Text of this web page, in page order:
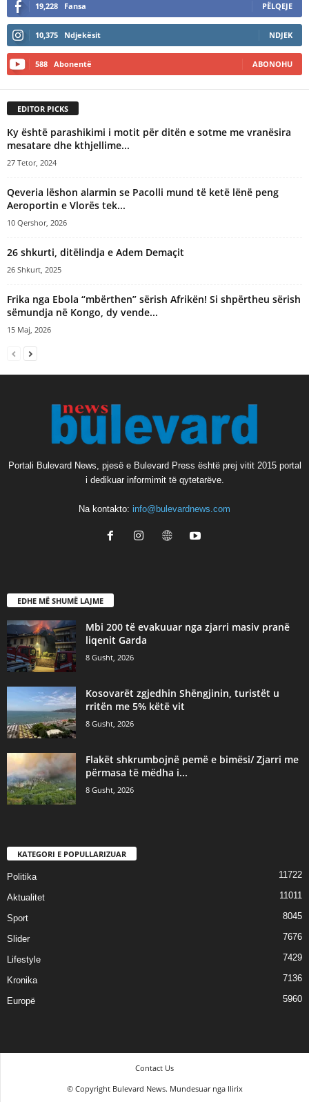
19,228 Fansa PËLQEJE
10,375 Ndjekësit NDJEK
588 Abonentë ABONOHU
EDITOR PICKS
Ky është parashikimi i motit për ditën e sotme me vranësira
mesatare dhe kthjellime...
27 Tetor, 2024
Qeveria lëshon alarmin se Pacolli mund të ketë lënë peng
Aeroportin e Vlorës tek...
10 Qershor, 2026
​26 shkurti, ditëlindja e Adem Demaçit
26 Shkurt, 2025
Frika nga Ebola “mbërthen” sërish Afrikën! Si shpërtheu sërish
sëmundja në Kongo, dy vende...
15 Maj, 2026
Portali Bulevard News, pjesë e Bulevard Press është prej vitit 2015 portal
i dedikuar informimit të qytetarëve.
Na kontakto: info@bulevardnews.com
EDHE MË SHUMË LAJME
Mbi 200 të evakuuar nga zjarri masiv pranë
liqenit Garda
8 Gusht, 2026
Kosovarët zgjedhin Shëngjinin, turistët u
rritën me 5% këtë vit
8 Gusht, 2026
Flakët shkrumbojnë pemë e bimësi/ Zjarri me
përmasa të mëdha i...
8 Gusht, 2026
KATEGORI E POPULLARIZUAR
Politika 11722
Aktualitet 11011
Sport 8045
Slider 7676
Lifestyle 7429
Kronika 7136
Europë 5960
Contact Us
© Copyright Bulevard News. Mundesuar nga Ilirix